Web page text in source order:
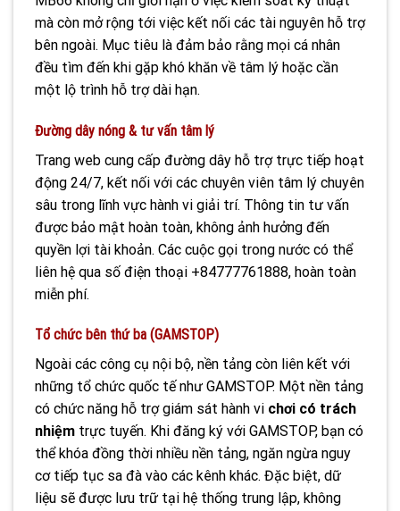
mà còn mở rộng tới việc kết nối các tài nguyên hỗ trợ
bên ngoài. Mục tiêu là đảm bảo rằng mọi cá nhân
đều tìm đến khi gặp khó khăn về tâm lý hoặc cần
một lộ trình hỗ trợ dài hạn.
Đường dây nóng & tư vấn tâm lý
Trang web cung cấp đường dây hỗ trợ trực tiếp hoạt
động 24/7, kết nối với các chuyên viên tâm lý chuyên
sâu trong lĩnh vực hành vi giải trí. Thông tin tư vấn
được bảo mật hoàn toàn, không ảnh hưởng đến
quyền lợi tài khoản. Các cuộc gọi trong nước có thể
liên hệ qua số điện thoại +84777761888, hoàn toàn
miễn phí.
Tổ chức bên thứ ba (GAMSTOP)
Ngoài các công cụ nội bộ, nền tảng còn liên kết với
những tổ chức quốc tế như GAMSTOP. Một nền tảng
có chức năng hỗ trợ giám sát hành vi chơi có trách
nhiệm trực tuyến. Khi đăng ký với GAMSTOP, bạn có
thể khóa đồng thời nhiều nền tảng, ngăn ngừa nguy
cơ tiếp tục sa đà vào các kênh khác. Đặc biệt, dữ
liệu sẽ được lưu trữ tại hệ thống trung lập, không